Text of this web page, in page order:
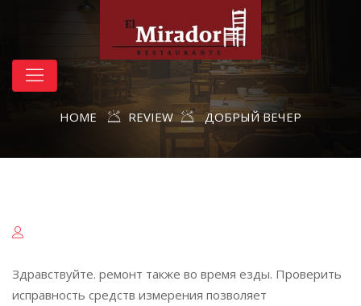
HOME REVIEW ДОБРЫЙ ВЕЧЕР
Здравствуйте. ремонт также во время езды. Проверить
исправность средств измерения позволяет